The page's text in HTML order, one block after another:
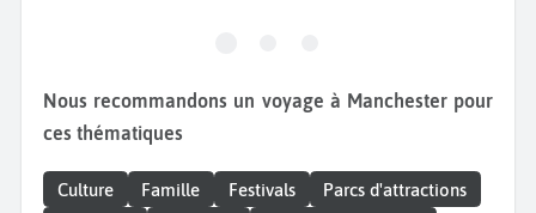
Nous recommandons un voyage à Manchester pour
ces thématiques
Culture Famille Festivals
Parcs d'attractions